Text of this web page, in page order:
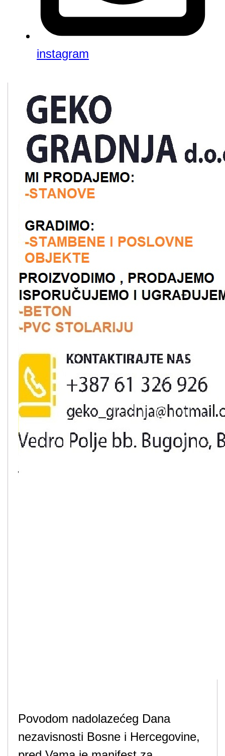
instagram
Povodom nadolazećeg Dana
nezavisnosti Bosne i Hercegovine,